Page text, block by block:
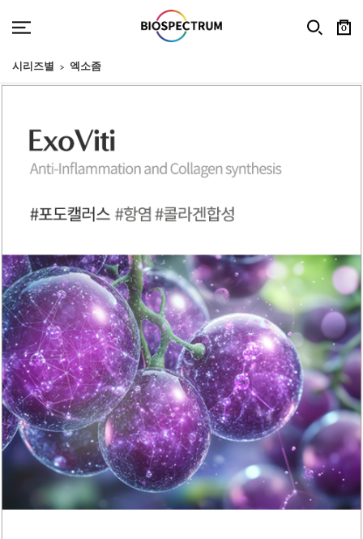
0
시리즈별 엑소좀